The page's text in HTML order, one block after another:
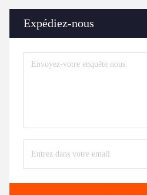
Expédiez-nous